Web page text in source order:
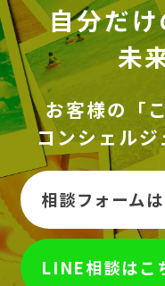
自分だ
未
お客様の「
コンシェル
相談フォーム
LINE相談はこ